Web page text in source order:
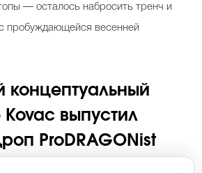
— осталось набросить тренч и
пробуждающейся весенней
концептуальный
выпустил
ProDRAGONist